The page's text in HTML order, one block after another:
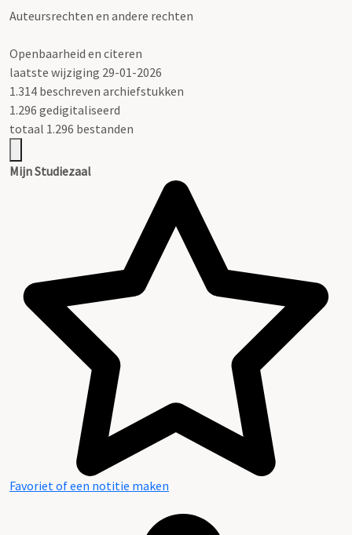
Auteursrechten en andere rechten
Openbaarheid en citeren
laatste wijziging 29-01-2026
1.314 beschreven archiefstukken
1.296 gedigitaliseerd
totaal 1.296 bestanden
Mijn Studiezaal
Favoriet of een notitie maken